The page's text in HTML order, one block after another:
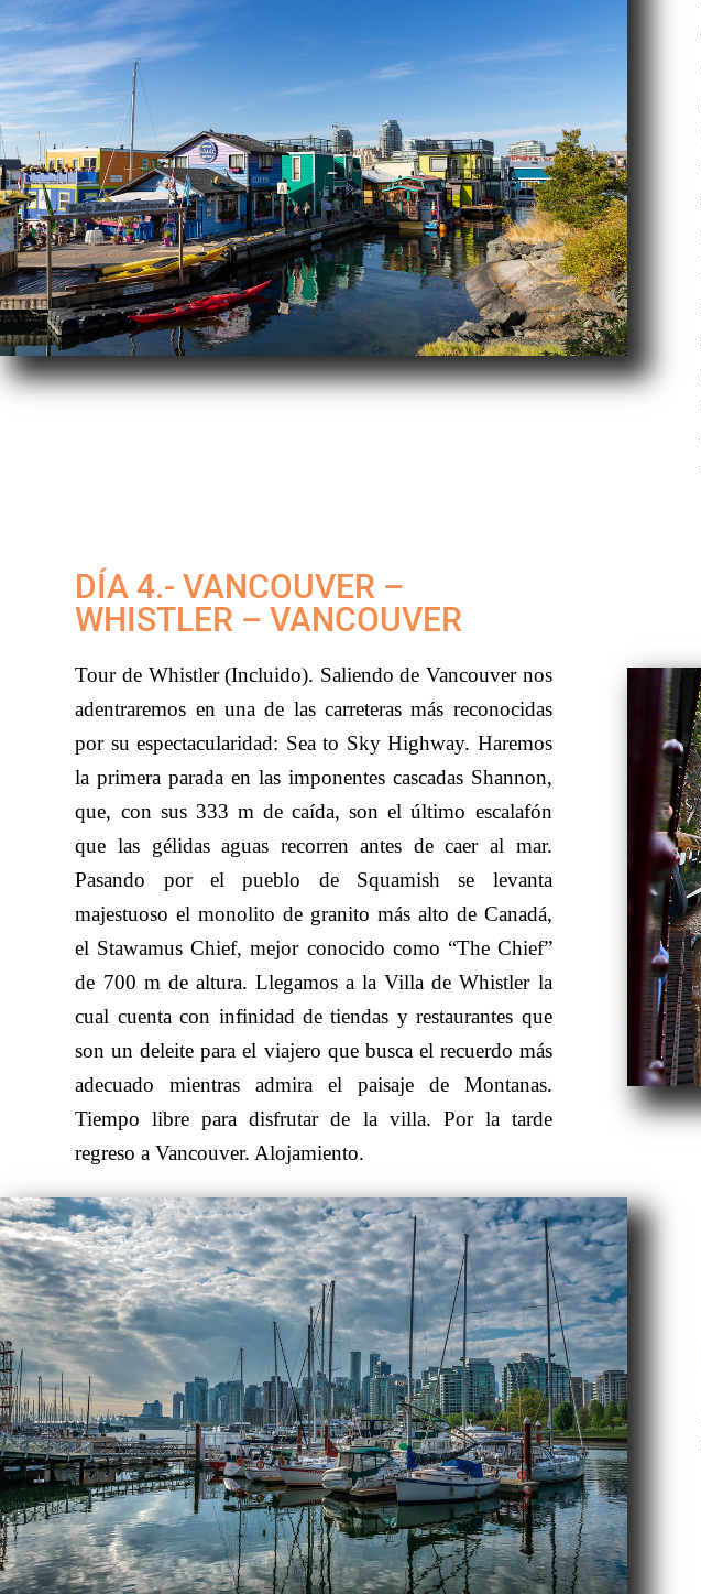
DÍA 4.- VANCOUVER –
WHISTLER – VANCOUVER
Tour de Whistler (Incluido). Saliendo de Vancouver nos
adentraremos en una de las carreteras más reconocidas
por su espectacularidad: Sea to Sky Highway. Haremos
la primera parada en las imponentes cascadas Shannon,
que, con sus 333 m de caída, son el último escalafón
que las gélidas aguas recorren antes de caer al mar.
Pasando por el pueblo de Squamish se levanta
majestuoso el monolito de granito más alto de Canadá,
el Stawamus Chief, mejor conocido como “The Chief”
de 700 m de altura. Llegamos a la Villa de Whistler la
cual cuenta con infinidad de tiendas y restaurantes que
son un deleite para el viajero que busca el recuerdo más
adecuado mientras admira el paisaje de Montanas.
Tiempo libre para disfrutar de la villa. Por la tarde
regreso a Vancouver. Alojamiento.